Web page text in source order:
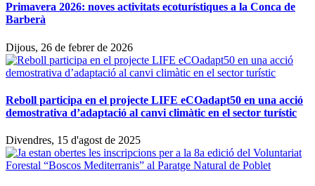
Primavera 2026: noves activitats ecoturístiques a la Conca de
Barberà
Dijous, 26 de febrer de 2026
Reboll participa en el projecte LIFE eCOadapt50 en una acció
demostrativa d’adaptació al canvi climàtic en el sector turístic
Divendres, 15 d'agost de 2025